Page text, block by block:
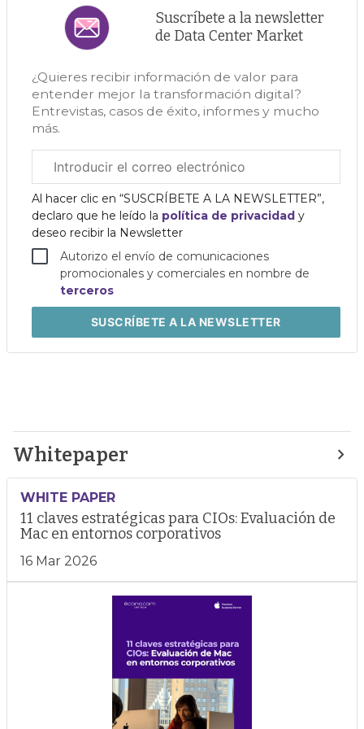
Suscríbete a la newsletter
de Data Center Market
¿Quieres recibir información de valor para
entender mejor la transformación digital?
Entrevistas, casos de éxito, informes y mucho
más.
electrónico
corporativo
Al hacer clic en “SUSCRÍBETE A LA NEWSLETTER”,
declaro que he leído la política de privacidad y
deseo recibir la Newsletter
Autorizo el envío de comunicaciones
promocionales y comerciales en nombre de
terceros
SUSCRÍBETEA LA NEWSLETTER
Whitepaper
WHITE PAPER
11 claves estratégicas para CIOs: Evaluación de
Mac en entornos corporativos
16 Mar 2026